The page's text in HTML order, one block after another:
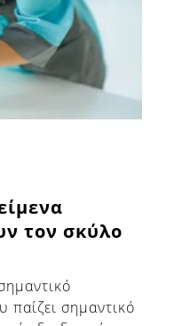
τον σκύλο
παίζει σημαντικό